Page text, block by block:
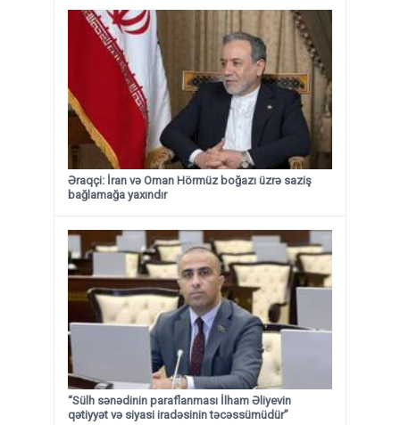
Əraqçi: İran və Oman Hörmüz boğazı üzrə saziş
bağlamağa yaxındır
“Sülh sənədinin paraflanması İlham Əliyevin
qətiyyət və siyasi iradəsinin təcəssümüdür”